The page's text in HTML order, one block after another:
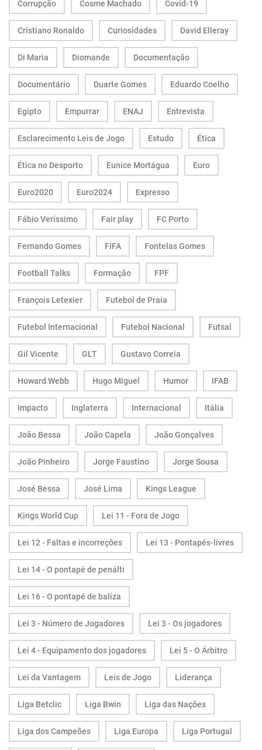
Corrupção Cosme Machado Covid-19
Cristiano Ronaldo Curiosidades David Elleray
Di Maria Diomande Documentação
Documentário Duarte Gomes Eduardo Coelho
Egipto Empurrar ENAJ Entrevista
Esclarecimento Leis de Jogo Estudo Ética
Ética no Desporto Eunice Mortágua Euro
Euro2020 Euro2024 Expresso
Fábio Veríssimo Fair play FC Porto
Fernando Gomes FIFA Fontelas Gomes
Football Talks Formação FPF
François Letexier Futebol de Praia
Futebol Internacional Futebol Nacional Futsal
Gil Vicente GLT Gustavo Correia
Howard Webb Hugo Miguel Humor IFAB
Impacto Inglaterra Internacional Itália
João Bessa João Capela João Gonçalves
João Pinheiro Jorge Faustino Jorge Sousa
José Bessa José Lima Kings League
Kings World Cup Lei 11 - Fora de Jogo
Lei 12 - Faltas e incorreções Lei 13 - Pontapés-livres
Lei 14 - O pontapé de penálti
Lei 16 - O pontapé de baliza
Lei 3 - Número de Jogadores Lei 3 - Os jogadores
Lei 4 - Equipamento dos jogadores Lei 5 - O Árbitro
Lei da Vantagem Leis de Jogo Liderança
Liga Betclic Liga Bwin Liga das Nações
Liga dos Campeões Liga Europa Liga Portugal